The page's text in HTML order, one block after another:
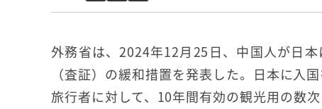
外務省は、2024年12月25日、中国人が日
（査証）の緩和措置を発表した。日本に入
旅行者に対して、10年間有効の観光用の数次